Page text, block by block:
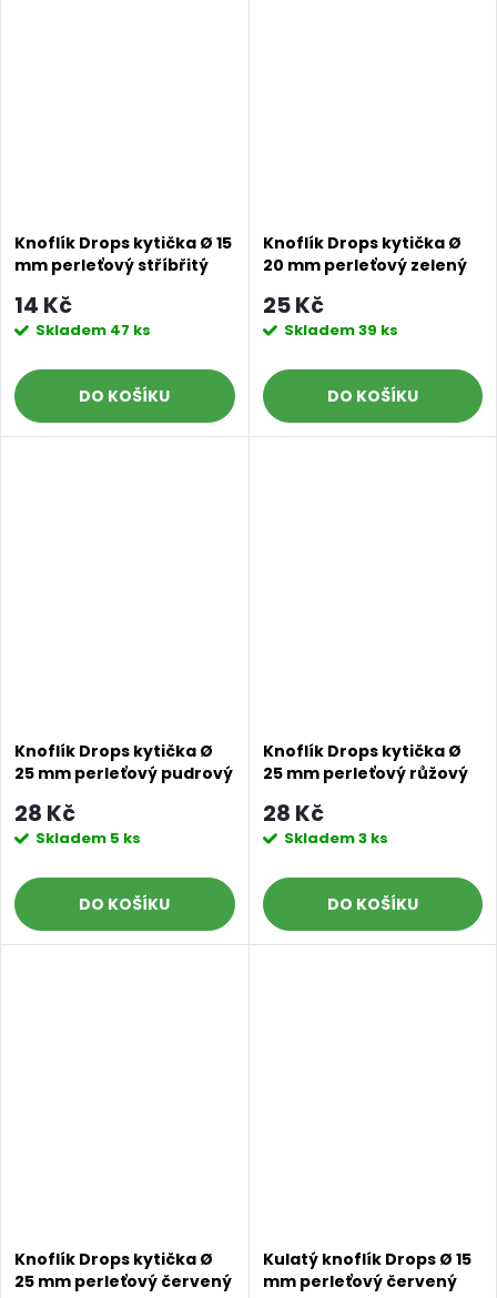
Knoflík Drops kytička Ø 15
mm perleťový stříbřitý
14 Kč
Skladem 47 ks
DO KOŠÍKU
Knoflík Drops kytička Ø
20 mm perleťový zelený
25 Kč
Skladem39 ks
DO KOŠÍKU
Knoflík Drops kytička Ø
25 mm perleťový pudrový
28 Kč
Skladem 5 ks
DO KOŠÍKU
Knoflík Drops kytička Ø
25 mm perleťový růžový
28 Kč
Skladem3 ks
DO KOŠÍKU
Knoflík Drops kytička Ø
25 mm perleťový červený
Kulatý knoflík Drops Ø 15
mm perleťový červený
Doprava a platby Prodejna Blog a návody